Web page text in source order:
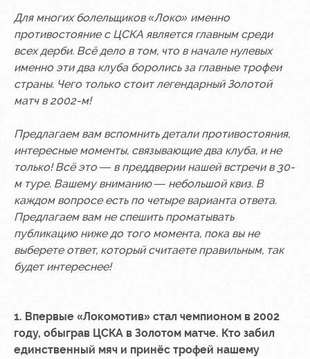
RZD Arena
Events
Hosting
Fields
Space
rentals
Ice palace
Sport
activities
Локо
Старт
Локо-Лето
Our fans
Банковская
карта
«Локомотив»
Loyalty
program
Parking
A fan card
Информация
Для многих болельщиков «Локо» именно
противостояние с ЦСКА является главным среди
всех дерби. Всё дело в том, что в начале нулевых
именно эти два клуба боролись за главные трофеи
страны. Чего только стоит легендарный Золотой
матч в 2002-м!
Предлагаем вам вспомнить детали противостояния,
интересные моменты, связывающие два клуба, и не
только! Всё это — в преддверии нашей встречи в 30-
м туре. Вашему вниманию — небольшой квиз. В
каждом вопросе есть по четыре варианта ответа.
Предлагаем вам не спешить проматывать
публикацию ниже до того момента, пока вы не
выберете ответ, который считаете правильным, так
будет интереснее!
1. Впервые «Локомотив» стал чемпионом в 2002
году, обыграв ЦСКА в Золотом матче. Кто забил
единственный мяч и принёс трофей нашему